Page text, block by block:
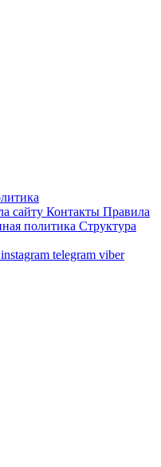
сайту Контакты Правила
политика Структура
instagram telegram viber